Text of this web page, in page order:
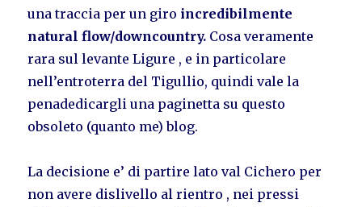
una traccia per un giro incredibilmente
natural flow/downcountry. Cosa veramente
rara sul levante Ligure , e in particolare
nell’entroterra del Tigullio, quindi vale la
penadedicargli una paginetta su questo
obsoleto (quanto me) blog.
La decisione e’ di partire lato val Cichero per
non avere dislivello al rientro , nei pressi